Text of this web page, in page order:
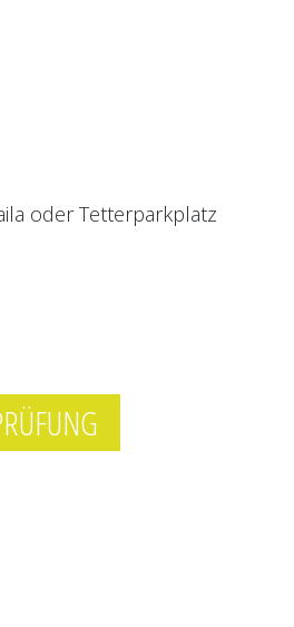
oder Tetterparkplatz